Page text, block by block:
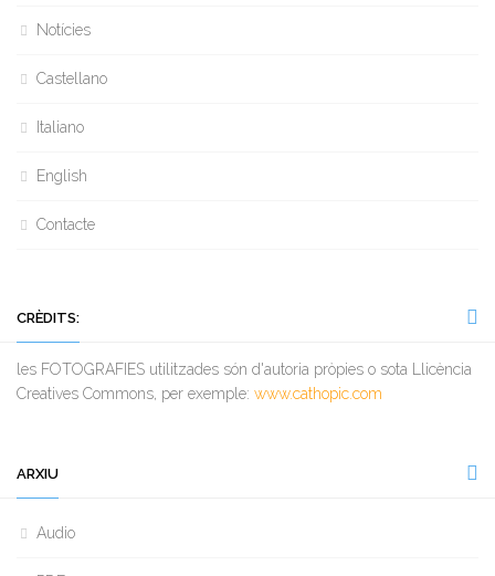
Notícies
Castellano
Italiano
English
Contacte
CRÈDITS:
les FOTOGRAFIES utilitzades són d'autoria pròpies o sota Llicència
Creatives Commons, per exemple: www.cathopic.com
ARXIU
Audio